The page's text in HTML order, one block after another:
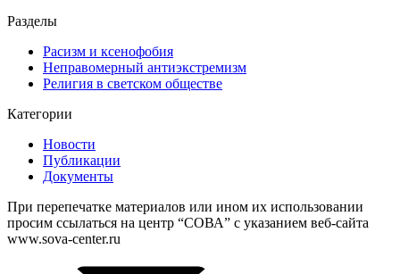
Разделы
Расизм и ксенофобия
Неправомерный антиэкстремизм
Религия в светском обществе
Категории
Новости
Публикации
Документы
При перепечатке материалов или ином их использовании
просим ссылаться на центр “СОВА” с указанием веб-сайта
www.sova-center.ru